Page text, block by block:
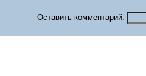
Оставить комментарий: